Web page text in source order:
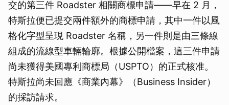
交的第三件 Roadster 相關商標申請——早在 2 月，
特斯拉便已提交兩件額外的商標申請，其中一件以風
格化字型呈現 Roadster 名稱，另一件則是由三條線
組成的流線型車輛輪廓。根據公開檔案，這三件申請
尚未獲得美國專利商標局（USPTO）的正式核准。
特斯拉尚未回應《商業內幕》（Business Insider）
的採訪請求。